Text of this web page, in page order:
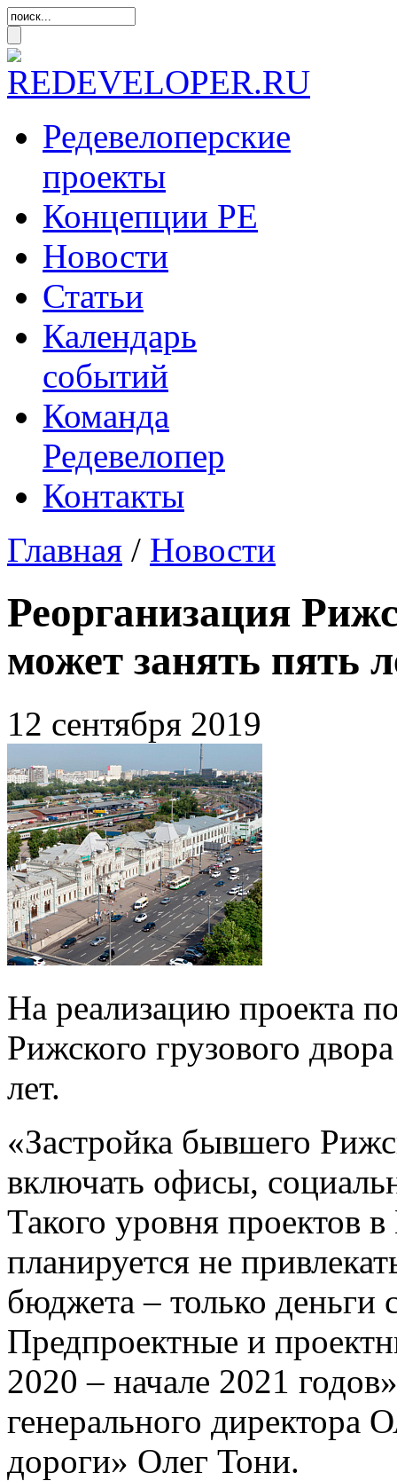
Редевелоперские
проекты
Концепции РЕ
Новости
Статьи
Календарь
событий
Команда
Редевелопер
Контакты
Главная / Новости
Реорганизация
может занять пять
12 сентября 2019
На реализацию проекта
Рижского грузового
лет.
«Застройка бывшего
включать офисы,
Такого уровня проектов
планируется не
бюджета – только деньги
Предпроектные и
2020 – начале 2021
генерального директора
дороги» Олег Тони.